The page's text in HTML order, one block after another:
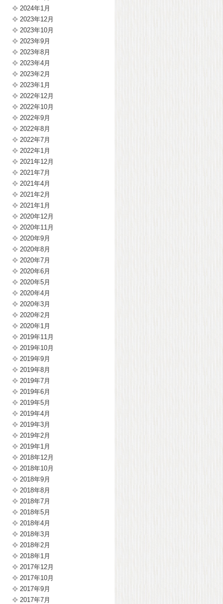
2024年1月
2023年12月
2023年10月
2023年9月
2023年8月
2023年4月
2023年2月
2023年1月
2022年12月
2022年10月
2022年9月
2022年8月
2022年7月
2022年1月
2021年12月
2021年7月
2021年4月
2021年2月
2021年1月
2020年12月
2020年11月
2020年9月
2020年8月
2020年7月
2020年6月
2020年5月
2020年4月
2020年3月
2020年2月
2020年1月
2019年11月
2019年10月
2019年9月
2019年8月
2019年7月
2019年6月
2019年5月
2019年4月
2019年3月
2019年2月
2019年1月
2018年12月
2018年10月
2018年9月
2018年8月
2018年7月
2018年5月
2018年4月
2018年3月
2018年2月
2018年1月
2017年12月
2017年10月
2017年9月
2017年7月